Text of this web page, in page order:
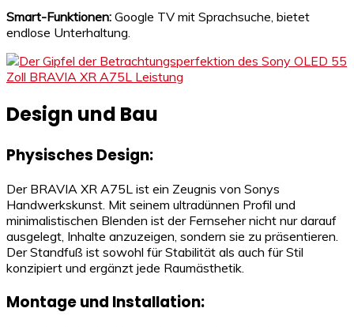
Smart-Funktionen: Google TV mit Sprachsuche, bietet
endlose Unterhaltung.
Design und Bau
Physisches Design:
Der BRAVIA XR A75L ist ein Zeugnis von Sonys
Handwerkskunst. Mit seinem ultradünnen Profil und
minimalistischen Blenden ist der Fernseher nicht nur darauf
ausgelegt, Inhalte anzuzeigen, sondern sie zu präsentieren.
Der Standfuß ist sowohl für Stabilität als auch für Stil
konzipiert und ergänzt jede Raumästhetik.
Montage und Installation: